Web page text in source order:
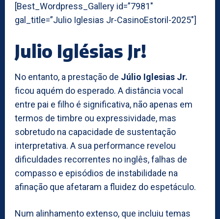
[Best_Wordpress_Gallery id=”7981″
gal_title=”Julio Iglesias Jr-CasinoEstoril-2025″]
Julio Iglésias Jr!
No entanto, a prestação de Júlio Iglesias Jr.
ficou aquém do esperado. A distância vocal
entre pai e filho é significativa, não apenas em
termos de timbre ou expressividade, mas
sobretudo na capacidade de sustentação
interpretativa. A sua performance revelou
dificuldades recorrentes no inglês, falhas de
compasso e episódios de instabilidade na
afinação que afetaram a fluidez do espetáculo.
Num alinhamento extenso, que incluiu temas